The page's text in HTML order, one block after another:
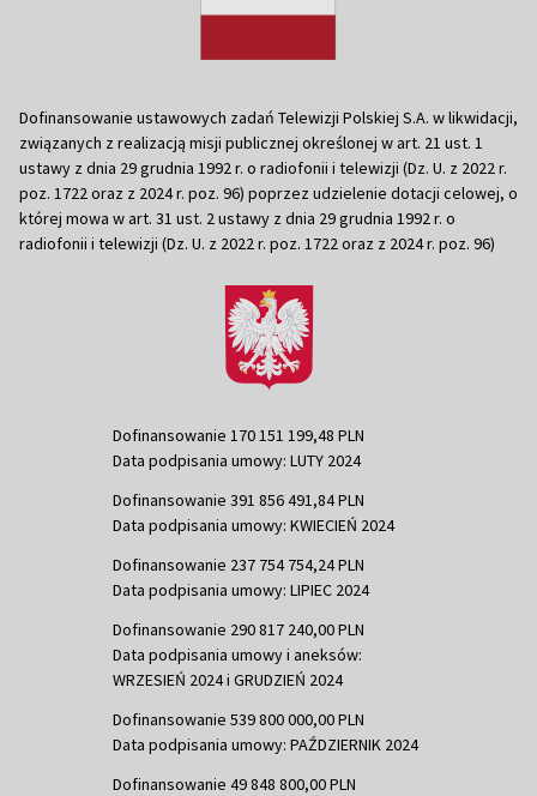
Dofinansowanie ustawowych zadań Telewizji Polskiej S.A. w likwidacji,
związanych z realizacją misji publicznej określonej w art. 21 ust. 1
ustawy z dnia 29 grudnia 1992 r. o radiofonii i telewizji (Dz. U. z 2022 r.
poz. 1722 oraz z 2024 r. poz. 96) poprzez udzielenie dotacji celowej, o
której mowa w art. 31 ust. 2 ustawy z dnia 29 grudnia 1992 r. o
radiofonii i telewizji (Dz. U. z 2022 r. poz. 1722 oraz z 2024 r. poz. 96)
Dofinansowanie 170 151 199,48 PLN
Data podpisania umowy: LUTY 2024
Dofinansowanie 391 856 491,84 PLN
Data podpisania umowy: KWIECIEŃ 2024
Dofinansowanie 237 754 754,24 PLN
Data podpisania umowy: LIPIEC 2024
Dofinansowanie 290 817 240,00 PLN
Data podpisania umowy i aneksów:
WRZESIEŃ 2024 i GRUDZIEŃ 2024
Dofinansowanie 539 800 000,00 PLN
Data podpisania umowy: PAŹDZIERNIK 2024
Dofinansowanie 49 848 800,00 PLN